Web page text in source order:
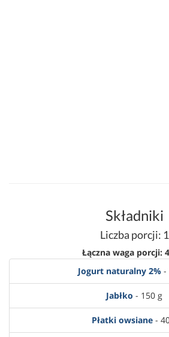
Składniki
Liczba porcji: 1
Łączna waga porcji:
Jogurt naturalny 2% -
Jabłko - 150 g
Płatki owsiane-